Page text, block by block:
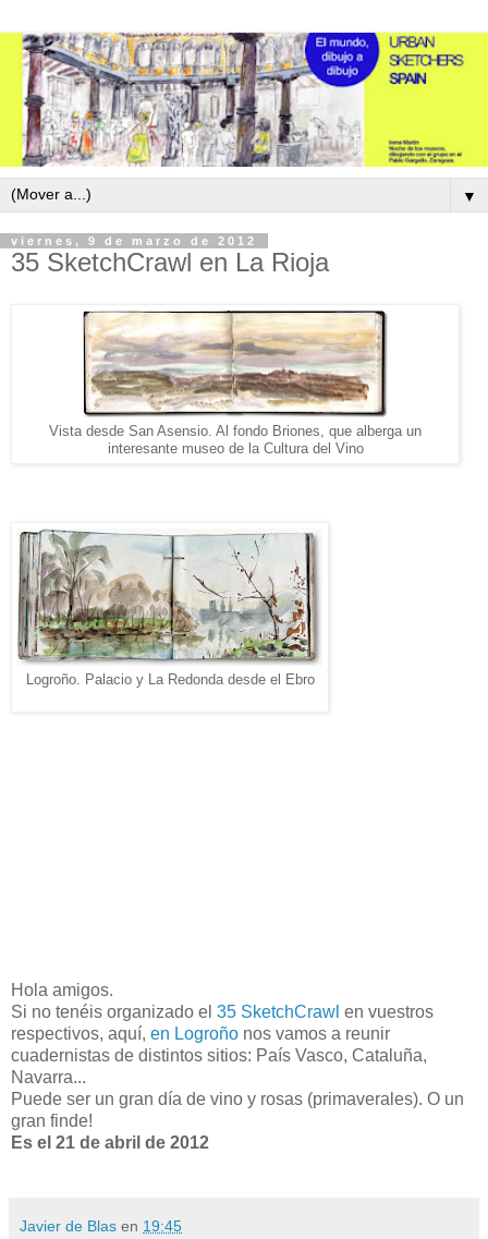
▼
viernes, 9 de marzo de 2012
35 SketchCrawl en La Rioja
Vista desde San Asensio. Al fondo Briones, que alberga un
interesante museo de la Cultura del Vino
Logroño. Palacio y La Redonda desde el Ebro
Hola amigos.
Si no tenéis organizado el 35 SketchCrawl en vuestros
respectivos, aquí, en Logroño nos vamos a reunir
cuadernistas de distintos sitios: País Vasco, Cataluña,
Navarra...
Puede ser un gran día de vino y rosas (primaverales). O un
gran finde!
Es el 21 de abril de 2012
Javier de Blas en 19:45